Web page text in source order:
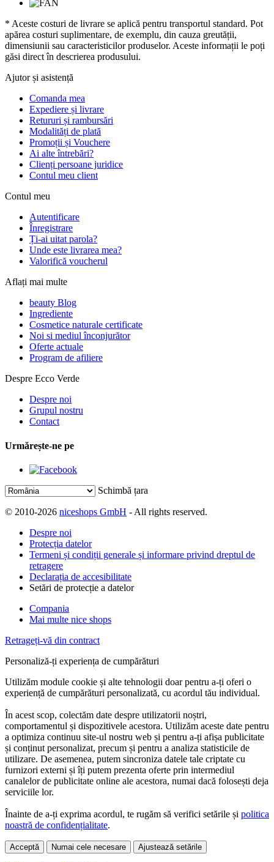
* Aceste costuri de livrare se aplică pentru transportul standard. Pot
apărea costuri suplimentare, de exemplu, din cauza greutății,
dimensiunii sau caracteristicilor produselor. Aceste informații le poți
găsi direct în descrierea produsului.
Ajutor și asistență
Comanda mea
Expediere și livrare
Retururi și rambursări
Modalități de plată
Promoții și Vouchere
Ai alte întrebări?
Clienți persoane juridice
Contul meu client
Contul meu
Autentificare
Înregistrare
Ți-ai uitat parola?
Unde este livrarea mea?
Valorifică voucherul
Aflați mai multe
beauty Blog
Ingrediente
Cosmetice naturale certificate
Noi si mediul înconjurător
Oferte actuale
Program de afiliere
Despre Ecco Verde
Despre noi
Grupul nostru
Contact
Urmărește-ne pe
Schimbă țara
© 2010-2026 niceshops GmbH - All rights reserved.
Despre noi
Protecția datelor
Termeni și condiții generale și informare privind dreptul de
retragere
Declarația de accesibilitate
Setări de protecție a datelor
Compania
Mai multe nice shops
Retrageți-vă din contract
Personaliză-ți experiența de cumpărături
Utilizăm module cookie și alte tehnologii doar pentru a-ți oferi o
experiență de cumpărături personalizată, cu acordul tău individual.
În acest scop, colectăm date despre utilizatorii noștri,
comportamentul și dispozitivele acestora. Utilizăm aceste date pentru
a optimiza continuu site-ul nostru web și pentru a-ți afișa publicitate
și conținut personalizat, precum și pentru a analiza statisticile de
utilizare. De asemenea, putem sincroniza datele tale criptate cu
furnizori externi și îți putem prezenta oferte prin intermediul
canalelor de publicitate online ale acestora, numai dacă folosești deja
serviciile lor.
Înainte de a-ți exprima acordul, te rugăm să verifici setările și politica
noastră de confidențialitate.
Acceptă Numai cele necesare Ajustează setările